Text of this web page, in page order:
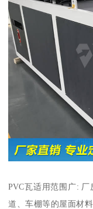
PVC瓦适用范围广:
道、车棚等的屋面材